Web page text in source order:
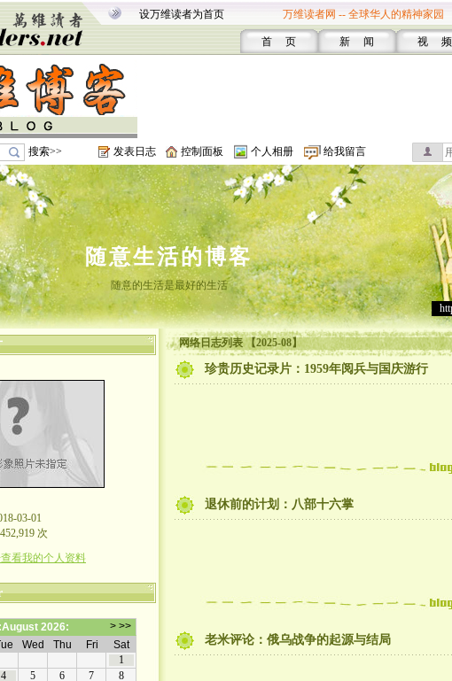
设万维读者为首页 万维读者网 -- 全球华人的精神家园
首 页 新 闻 视 频
搜索>> 发表日志 控制面板 个人相册 给我留言
随意生活的博客
随意的生活是最好的生活
03-01
次
看我的个人资料
网络日志列表 【2025-08】
珍贵历史记录片：1959年阅兵与国庆游行
退休前的计划：八部十六掌
老米评论：俄乌战争的起源与结局